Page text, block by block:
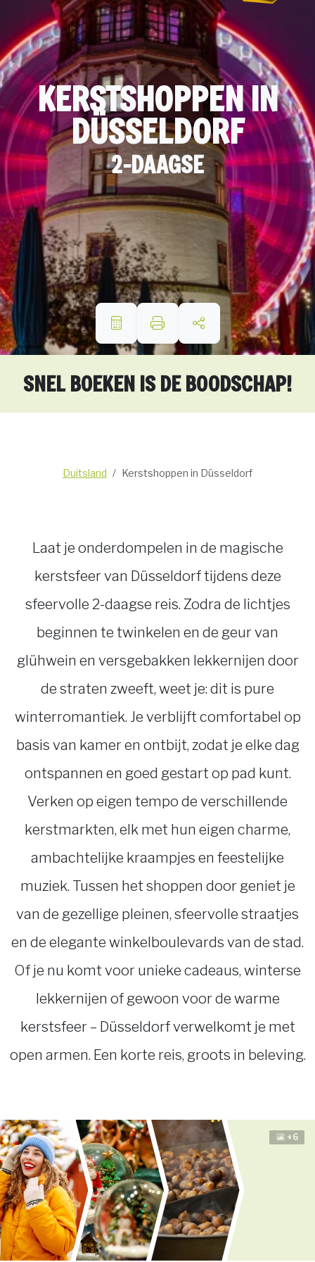
KERSTSHOPPEN IN
DÜSSELDORF
2-DAAGSE
SNEL BOEKEN IS DE BOODSCHAP!
Duitsland Kerstshoppen in Düsseldorf
Laat je onderdompelen in de magische
kerstsfeer van Düsseldorf tijdens deze
sfeervolle 2-daagse reis. Zodra de lichtjes
beginnen te twinkelen en de geur van
glühwein en versgebakken lekkernijen door
de straten zweeft, weet je: dit is pure
winterromantiek. Je verblijft comfortabel op
basis van kamer en ontbijt, zodat je elke dag
ontspannen en goed gestart op pad kunt.
Verken op eigen tempo de verschillende
kerstmarkten, elk met hun eigen charme,
ambachtelijke kraampjes en feestelijke
muziek. Tussen het shoppen door geniet je
van de gezellige pleinen, sfeervolle straatjes
en de elegante winkelboulevards van de stad.
Of je nu komt voor unieke cadeaus, winterse
lekkernijen of gewoon voor de warme
kerstsfeer – Düsseldorf verwelkomt je met
open armen. Een korte reis, groots in beleving.
+6